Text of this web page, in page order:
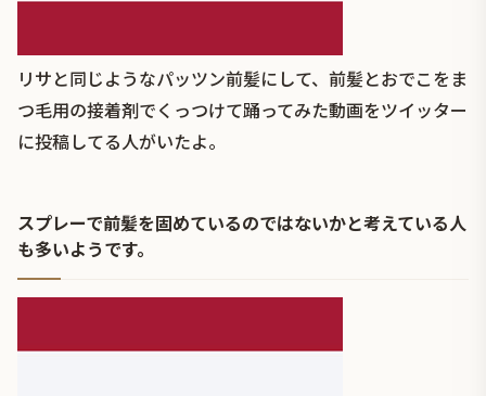
リサと同じようなパッツン前髪にして、前髪とおでこをま
つ毛用の接着剤でくっつけて踊ってみた動画をツイッター
に投稿してる人がいたよ。
スプレーで前髪を固めているのではないかと考えている人
も多いようです。